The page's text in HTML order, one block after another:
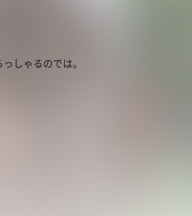
しゃるのでは。